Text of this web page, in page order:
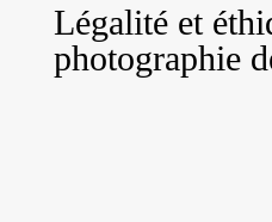
Légalité et
photographie